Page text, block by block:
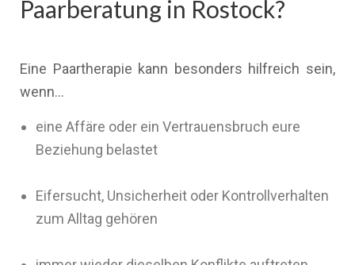
Paarberatung in Rostock?
Eine Paartherapie kann besonders hilfreich sein,
wenn…
eine Affäre oder ein Vertrauensbruch eure
Beziehung belastet
Eifersucht, Unsicherheit oder Kontrollverhalten
zum Alltag gehören